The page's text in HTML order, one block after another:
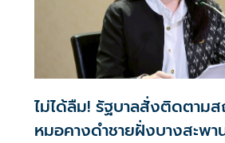
ไม่ได้ลืม! รัฐบาลสั่งติดตาม
หมอคางดำชายฝั่งบางสะพา